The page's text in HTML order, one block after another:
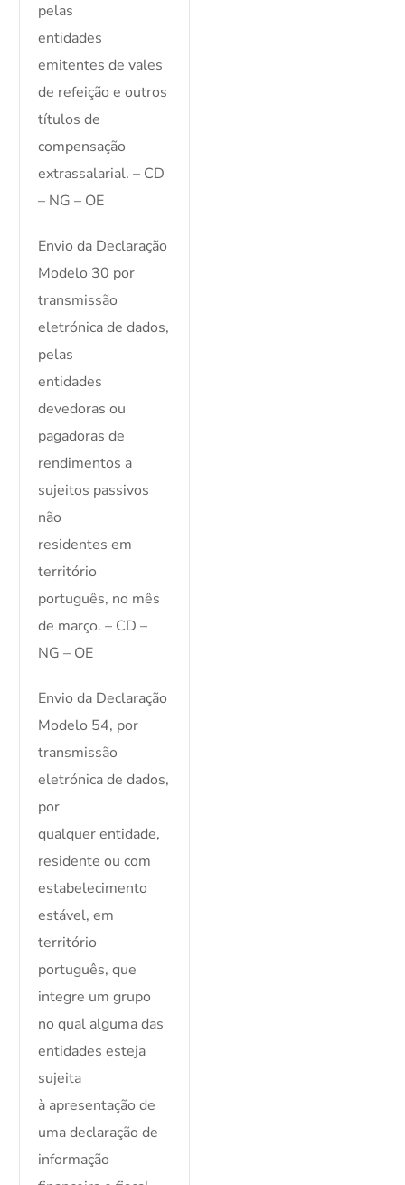
pelas
entidades
emitentes de vales
de refeição e outros
títulos de
compensação
extrassalarial. – CD
– NG – OE
Envio da Declaração
Modelo 30 por
transmissão
eletrónica de dados,
pelas
entidades
devedoras ou
pagadoras de
rendimentos a
sujeitos passivos
não
residentes em
território
português, no mês
de março. – CD –
NG – OE
Envio da Declaração
Modelo 54, por
transmissão
eletrónica de dados,
por
qualquer entidade,
residente ou com
estabelecimento
estável, em
território
português, que
integre um grupo
no qual alguma das
entidades esteja
sujeita
à apresentação de
uma declaração de
informação